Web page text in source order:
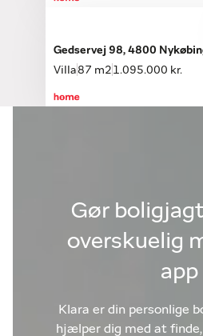
Gedservej 98, 4800
Villa87 m2 1.095.000 kr.
Gør
overskuelig
app
Klara er din personlige
hjælper dig med at